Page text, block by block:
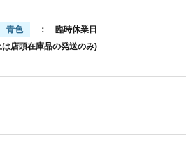
青色
： 臨時休業日
は店頭在庫品の発送のみ)